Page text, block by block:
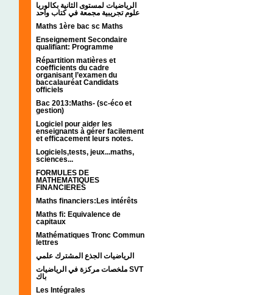
الرياضيات لمستوى الثانية بكالوريا
علوم تجريبية مجمعة في كتاب واحد
Maths 1ère bac sc Maths
Enseignement Secondaire
qualifiant: Programme
Répartition matières et
coefficients du cadre
organisant l’examen du
baccalauréat Candidats
officiels
Bac 2013:Maths- (sc-éco et
gestion)
Logiciel pour aider les
enseignants à gérer facilement
et efficacement leurs notes.
Logiciels,tests, jeux...maths,
sciences...
FORMULES DE
MATHEMATIQUES
FINANCIERES
Maths financiers:Les intérêts
Maths fi: Equivalence de
capitaux
Mathématiques Tronc Commun
lettres
الرياضيات الجذع المشترك علمي
ملخصات مركزة في الرياضيات SVT
باك
Les Intégrales